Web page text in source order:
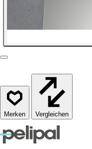
Vergleichen